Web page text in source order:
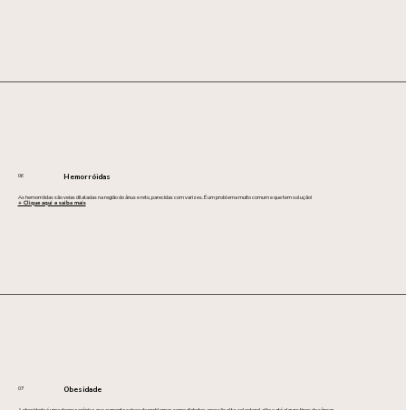
06 Hemorróidas
As hemorróidas são veias dilatadas na região do ânus e reto, parecidas com varizes. É um problema muito comum e que tem solução!
+ Clique aqui e saiba mais
07 Obesidade